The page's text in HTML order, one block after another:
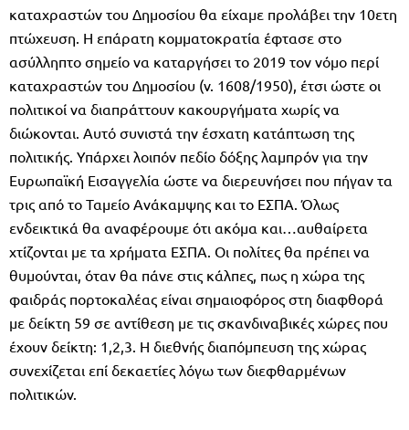
καταχραστών του Δημοσίου θα είχαμε προλάβει την 10ετη
πτώχευση. Η επάρατη κομματοκρατία έφτασε στο
ασύλληπτο σημείο να καταργήσει το 2019 τον νόμο περί
καταχραστών του Δημοσίου (ν. 1608/1950), έτσι ώστε οι
πολιτικοί να διαπράττουν κακουργήματα χωρίς να
διώκονται. Αυτό συνιστά την έσχατη κατάπτωση της
πολιτικής. Υπάρχει λοιπόν πεδίο δόξης λαμπρόν για την
Ευρωπαϊκή Εισαγγελία ώστε να διερευνήσει που πήγαν τα
τρις από το Ταμείο Ανάκαμψης και το ΕΣΠΑ. Όλως
ενδεικτικά θα αναφέρουμε ότι ακόμα και…αυθαίρετα
χτίζονται με τα χρήματα ΕΣΠΑ. Οι πολίτες θα πρέπει να
θυμούνται, όταν θα πάνε στις κάλπες, πως η χώρα της
φαιδράς πορτοκαλέας είναι σημαιοφόρος στη διαφθορά
με δείκτη 59 σε αντίθεση με τις σκανδιναβικές χώρες που
έχουν δείκτη: 1,2,3. Η διεθνής διαπόμπευση της χώρας
συνεχίζεται επί δεκαετίες λόγω των διεφθαρμένων
πολιτικών.